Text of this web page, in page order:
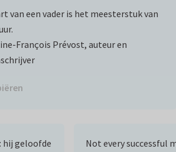
van een vader is het meesterstuk van
François Prévost, auteur en
hij geloofde
Not every successful